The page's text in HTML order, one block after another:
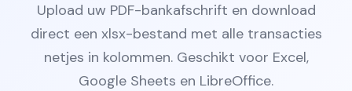
Upload uw PDF-bankafschrift en download
direct een xlsx-bestand met alle transacties
netjes in kolommen. Geschikt voor Excel,
Google Sheets en LibreOffice.